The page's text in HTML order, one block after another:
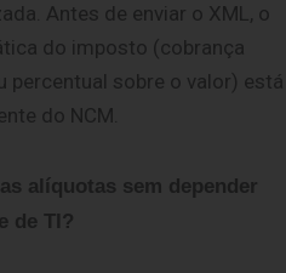
Antes de enviar o XML, o
do imposto (cobrança
percentual sobre o valor) está
do NCM.
alíquotas sem depender
de TI?